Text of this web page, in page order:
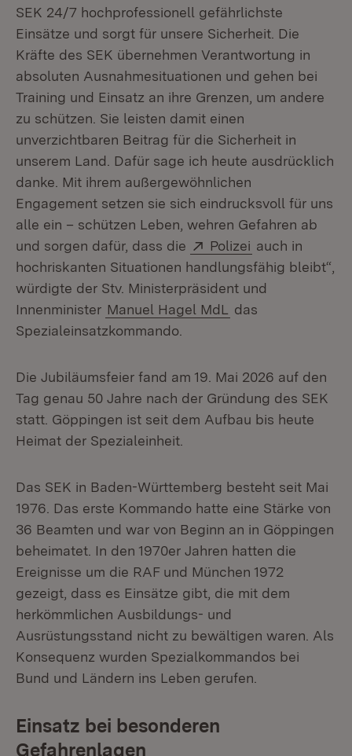
SEK 24/7 hochprofessionell gefährlichste
Einsätze und sorgt für unsere Sicherheit. Die
Kräfte des SEK übernehmen Verantwortung in
absoluten Ausnahmesituationen und gehen bei
Training und Einsatz an ihre Grenzen, um andere
zu schützen. Sie leisten damit einen
unverzichtbaren Beitrag für die Sicherheit in
unserem Land. Dafür sage ich heute ausdrücklich
danke. Mit ihrem außergewöhnlichen
Engagement setzen sie sich eindrucksvoll für uns
alle ein – schützen Leben, wehren Gefahren ab
und sorgen dafür, dass die
Extern:
Polizei (Öffnet in
auch in
hochriskanten Situationen handlungsfähig bleibt“,
würdigte der Stv. Ministerpräsident und
Innenminister Manuel Hagel MdL
das
Spezialeinsatzkommando.
Die Jubiläumsfeier fand am 19. Mai 2026 auf den
Tag genau 50 Jahre nach der Gründung des SEK
statt. Göppingen ist seit dem Aufbau bis heute
Heimat der Spezialeinheit.
Das SEK in Baden-Württemberg besteht seit Mai
1976. Das erste Kommando hatte eine Stärke von
36 Beamten und war von Beginn an in Göppingen
beheimatet. In den 1970er Jahren hatten die
Ereignisse um die RAF und München 1972
gezeigt, dass es Einsätze gibt, die mit dem
herkömmlichen Ausbildungs- und
Ausrüstungsstand nicht zu bewältigen waren. Als
Konsequenz wurden Spezialkommandos bei
Bund und Ländern ins Leben gerufen.
Einsatz bei besonderen
Gefahrenlagen